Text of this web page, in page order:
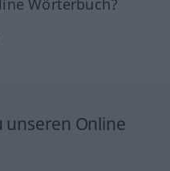
Wörterbuch?
unseren Online